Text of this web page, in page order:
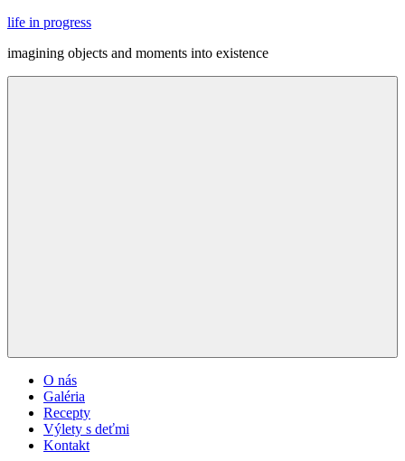
Skip
content
life in progress
imagining objects and moments into existence
O nás
Galéria
Recepty
Výlety s deťmi
Kontakt